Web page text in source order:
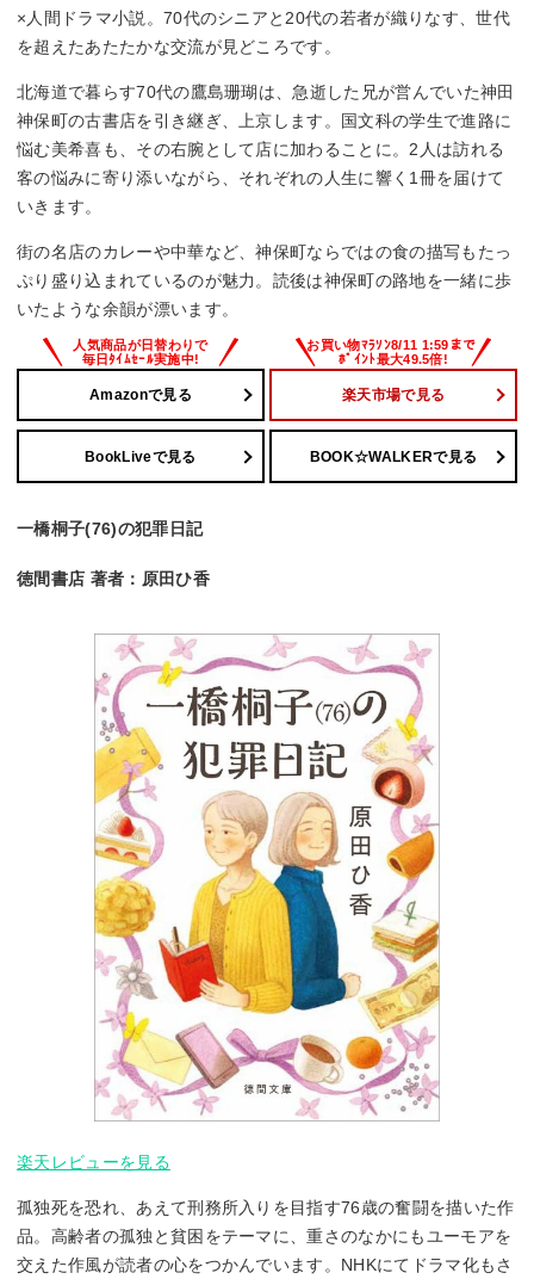
×人間ドラマ小説。70代のシニアと20代の若者が織りなす、世代
を超えたあたたかな交流が見どころです。
北海道で暮らす70代の鷹島珊瑚は、急逝した兄が営んでいた神田
神保町の古書店を引き継ぎ、上京します。国文科の学生で進路に
悩む美希喜も、その右腕として店に加わることに。2人は訪れる
客の悩みに寄り添いながら、それぞれの人生に響く1冊を届けて
いきます。
街の名店のカレーや中華など、神保町ならではの食の描写もたっ
ぷり盛り込まれているのが魅力。読後は神保町の路地を一緒に歩
いたような余韻が漂います。
Amazonで見る 楽天市場で見る
BookLiveで見る BOOK☆WALKERで見る
一橋桐子(76)の犯罪日記
徳間書店 著者：原田ひ香
楽天レビューを見る
孤独死を恐れ、あえて刑務所入りを目指す76歳の奮闘を描いた作
品。高齢者の孤独と貧困をテーマに、重さのなかにもユーモアを
交えた作風が読者の心をつかんでいます。NHKにてドラマ化もさ